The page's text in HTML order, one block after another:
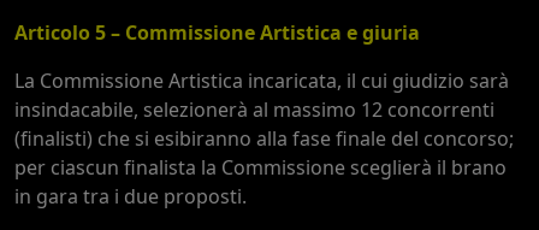
Articolo 5 – Commissione Artistica e giuria
La Commissione Artistica incaricata, il cui giudizio sarà
insindacabile, selezionerà al massimo 12 concorrenti
(finalisti) che si esibiranno alla fase finale del concorso;
per ciascun finalista la Commissione sceglierà il brano
in gara tra i due proposti.